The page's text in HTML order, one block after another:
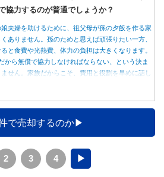
協力するのが普通でしょうか？
夫婦を助けるために、祖父母が孫の夕飯を作る家
くありません。孫のためと思えば頑張りたい一方、
と食費や光熱費、体力の負担は大きくなります。
から無償で協力しなければならない、という決ま
ません。家族だからこそ、費用と役割を早めに話し
で売却するのか
2 3 4 ▶